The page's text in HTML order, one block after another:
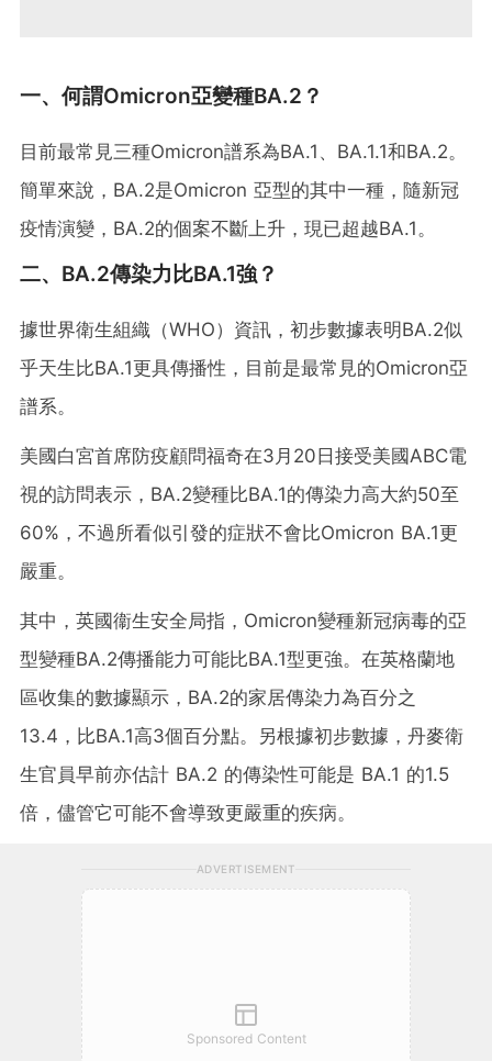
一、何謂Omicron亞變種BA.2？
目前最常見三種Omicron譜系為BA.1、BA.1.1和BA.2。
簡單來說，BA.2是Omicron 亞型的其中一種，隨新冠
疫情演變，BA.2的個案不斷上升，現已超越BA.1。
二、BA.2傳染力比BA.1強？
據世界衛生組織（WHO）資訊，初步數據表明BA.2似
乎天生比BA.1更具傳播性，目前是最常見的Omicron亞
譜系。
美國白宮首席防疫顧問福奇在3月20日接受美國ABC電
視的訪問表示，BA.2變種比BA.1的傳染力高大約50至
60%，不過所看似引發的症狀不會比Omicron BA.1更
嚴重。
其中，英國衞生安全局指，Omicron變種新冠病毒的亞
型變種BA.2傳播能力可能比BA.1型更強。在英格蘭地
區收集的數據顯示，BA.2的家居傳染力為百分之
13.4，比BA.1高3個百分點。另根據初步數據，丹麥衛
生官員早前亦估計 BA.2 的傳染性可能是 BA.1 的1.5
倍，儘管它可能不會導致更嚴重的疾病。
ADVERTISEMENT
Sponsored Content